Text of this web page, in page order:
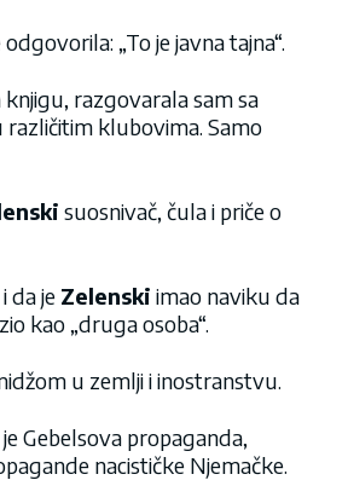
odgovorila: „To je javna tajna“.
razgovarala sam sa
klubovima. Samo
suosnivač, čula i priče o
da je Zelenski imao naviku da
kao „druga osoba“.
u zemlji i inostranstvu.
Gebelsova propaganda,
nacističke Njemačke.